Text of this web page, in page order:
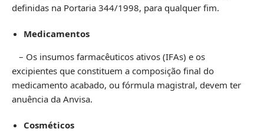
definidas na Portaria 344/1998, para qualquer fim.
Medicamentos
– Os insumos farmacêuticos ativos (IFAs) e os
excipientes que constituem a composição final do
medicamento acabado, ou fórmula magistral, devem ter
anuência da Anvisa.
Cosméticos